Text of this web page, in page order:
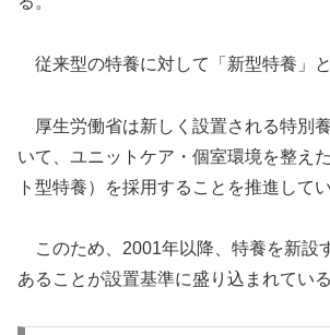
従来型の特養に対して「新型特養」と
厚生労働省は新しく設置される特別
いて、ユニットケア・個室環境を整え
ト型特養）を採用することを推進してい
このため、2001年以降、特養を新設
あることが設置基準に盛り込まれている